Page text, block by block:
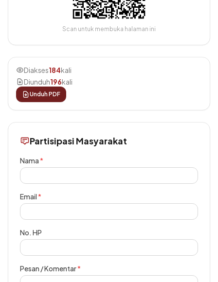
Scan untuk membuka halaman ini
Diakses184kali
Diunduh196kali
Unduh PDF
Partisipasi Masyarakat
Nama*
Email*
No. HP
Pesan / Komentar*